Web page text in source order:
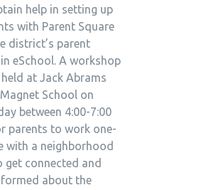
help in setting up
with Parent Square
district’s parent
eSchool. A workshop
at Jack Abrams
School on
between 4:00-7:00
parents to work one-
with a neighborhood
get connected and
about the